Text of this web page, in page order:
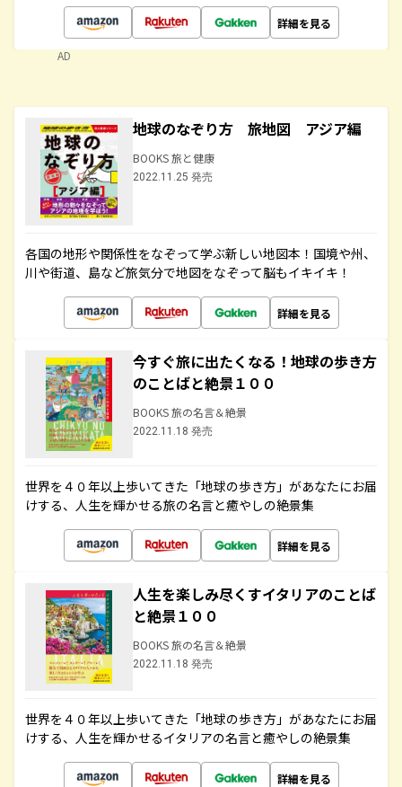
詳細を見る
AD
地球のなぞり方 旅地図 アジア編
BOOKS 旅と健康
2022.11.25 発売
各国の地形や関係性をなぞって学ぶ新しい地図本！国境や州、
川や街道、島など旅気分で地図をなぞって脳もイキイキ！
詳細を見る
今すぐ旅に出たくなる！地球の歩き方
のことばと絶景１００
BOOKS 旅の名言＆絶景
2022.11.18 発売
世界を４０年以上歩いてきた「地球の歩き方」があなたにお届
けする、人生を輝かせる旅の名言と癒やしの絶景集
詳細を見る
人生を楽しみ尽くすイタリアのことば
と絶景１００
BOOKS 旅の名言＆絶景
2022.11.18 発売
世界を４０年以上歩いてきた「地球の歩き方」があなたにお届
けする、人生を輝かせるイタリアの名言と癒やしの絶景集
詳細を見る